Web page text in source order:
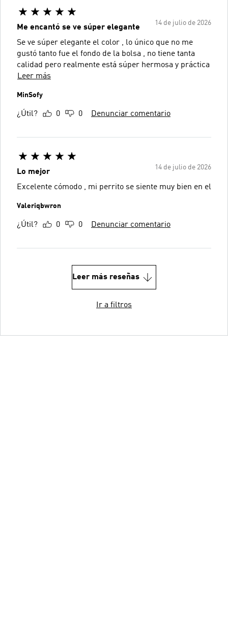
14 de julio de 2026
Me encantó se ve súper elegante
Se ve súper elegante el color , lo único que no me
gustó tanto fue el fondo de la bolsa , no tiene tanta
calidad pero realmente está súper hermosa y práctica
Leer más
MinSofy
¿Útil? 0 0 Denunciar comentario
14 de julio de 2026
Lo mejor
Excelente cómodo , mi perrito se siente muy bien en el
Valeriqbwron
¿Útil? 0 0 Denunciar comentario
Leer más reseñas
Ir a filtros